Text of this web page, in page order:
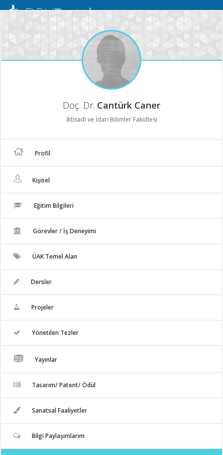
Mobil
Doç. Dr. Cantürk Caner
İktisadi ve İdari Bilimler Fakültesi
Profil
Kişisel
Eğitim Bilgileri
Görevler / İş Deneyimi
ÜAK Temel Alan
Dersler
Projeler
Yönetilen Tezler
Yayınlar
Tasarım/ Patent/ Ödül
Sanatsal Faaliyetler
Bilgi Paylaşımlarım